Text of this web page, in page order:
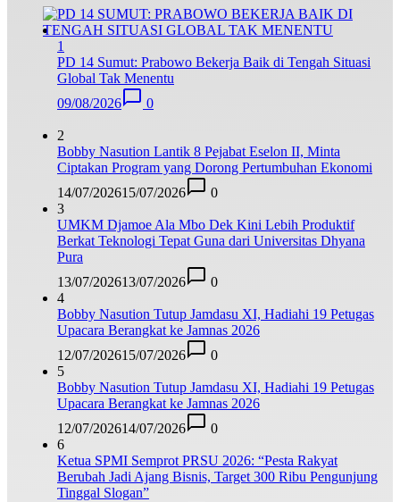
1
PD 14 Sumut: Prabowo Bekerja Baik di Tengah Situasi
Global Tak Menentu
09/08/2026
0
2
Bobby Nasution Lantik 8 Pejabat Eselon II, Minta
Ciptakan Program yang Dorong Pertumbuhan Ekonomi
14/07/202615/07/2026
0
3
UMKM Djamoe Ala Mbo Dek Kini Lebih Produktif
Berkat Teknologi Tepat Guna dari Universitas Dhyana
Pura
13/07/202613/07/2026
0
4
Bobby Nasution Tutup Jamdasu XI, Hadiahi 19 Petugas
Upacara Berangkat ke Jamnas 2026
12/07/202615/07/2026
0
5
Bobby Nasution Tutup Jamdasu XI, Hadiahi 19 Petugas
Upacara Berangkat ke Jamnas 2026
12/07/202614/07/2026
0
6
Ketua SPMI Semprot PRSU 2026: “Pesta Rakyat
Berubah Jadi Ajang Bisnis, Target 300 Ribu Pengunjung
Tinggal Slogan”